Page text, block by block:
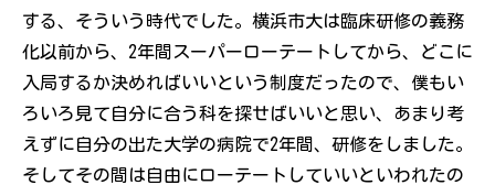
する、そういう時代でした。横浜市大は臨床研修の義務
化以前から、2年間スーパーローテートしてから、どこに
入局するか決めればいいという制度だったので、僕もい
ろいろ見て自分に合う科を探せばいいと思い、あまり考
えずに自分の出た大学の病院で2年間、研修をしました。
そしてその間は自由にローテートしていいといわれたの